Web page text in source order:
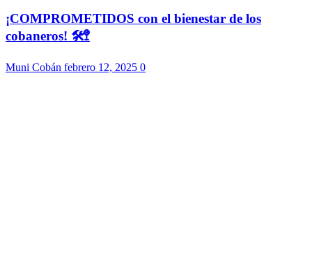
¡COMPROMETIDOS con el bienestar de los
cobaneros! 🛠️🚏
Muni Cobán febrero 12, 2025 0